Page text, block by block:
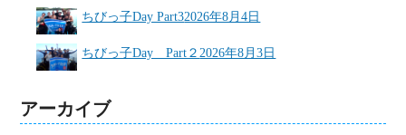
ちびっ子Day Part32026年8月4日
ちびっ子Day Part２2026年8月3日
アーカイブ